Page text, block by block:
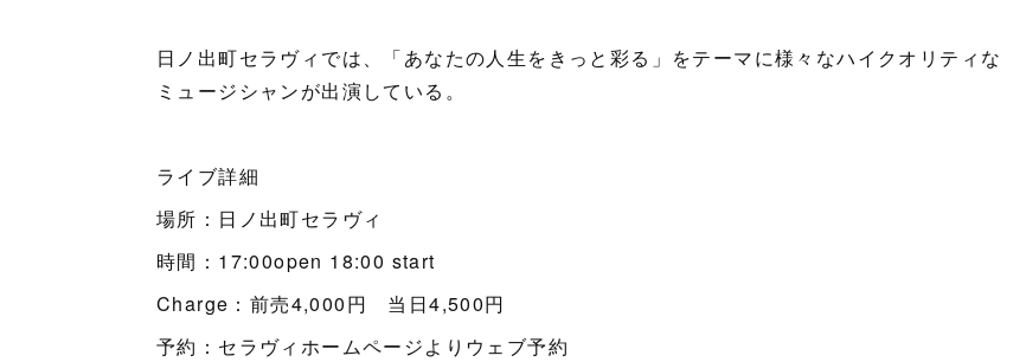
日ノ出町セラヴィでは、「あなたの人生をきっと彩る」をテーマに様々なハイクオリティな
ミュージシャンが出演している。
ライブ詳細
場所：日ノ出町セラヴィ
時間：17:00open 18:00 start
Charge：前売4,000円 当日4,500円
予約：セラヴィホームページよりウェブ予約